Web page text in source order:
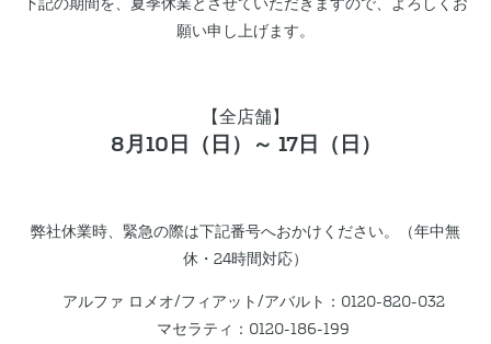
願い申し上げます。
【全店舗】
8月10日（日）～ 17日（日）
弊社休業時、緊急の際は下記番号へおかけください。（年中無
休・24時間対応）
アルファ ロメオ/フィアット/アバルト：0120-820-032
マセラティ：0120-186-199